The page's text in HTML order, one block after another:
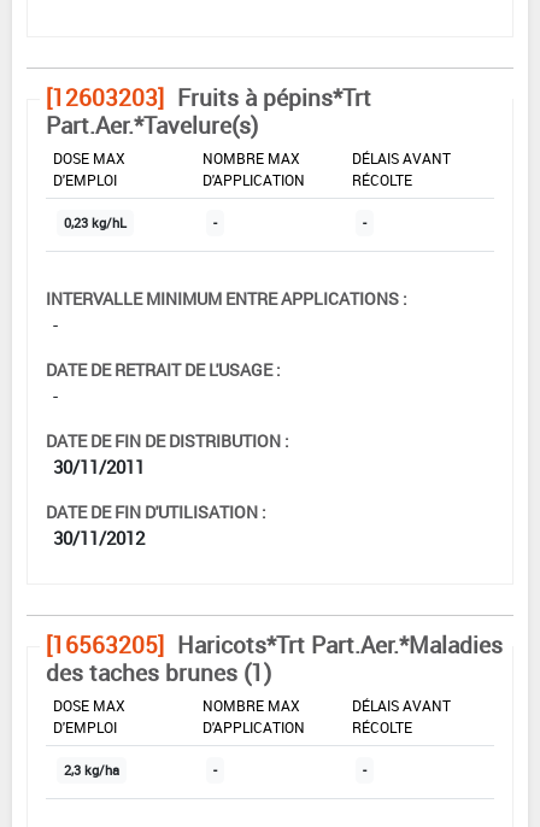
[12603203] Fruits à pépins*Trt
Part.Aer.*Tavelure(s)
DOSE MAX
D'EMPLOI
NOMBRE MAX
D'APPLICATION
DÉLAIS AVANT
RÉCOLTE
0,23 kg/hL - -
INTERVALLE MINIMUM ENTRE APPLICATIONS :
-
DATE DE RETRAIT DE L'USAGE :
-
DATE DE FIN DE DISTRIBUTION :
30/11/2011
DATE DE FIN D'UTILISATION :
30/11/2012
[16563205] Haricots*Trt Part.Aer.*Maladies
des taches brunes (1)
DOSE MAX
D'EMPLOI
NOMBRE MAX
D'APPLICATION
DÉLAIS AVANT
RÉCOLTE
2,3 kg/ha - -